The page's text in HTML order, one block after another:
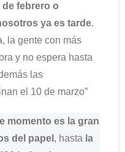
febrero o
ya es tarde.
la gente con más
y no espera hasta
las
el 10 de marzo”
momento es la gran
del papel , hasta la